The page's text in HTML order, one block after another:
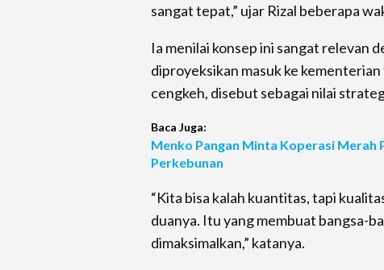
sangat tepat,” ujar Rizal beberapa
Ia menilai konsep ini sangat relevan
diproyeksikan masuk ke
cengkeh, disebut sebagai nilai
Baca Juga:
Menko Pangan Minta Koperasi Merah
Perkebunan
“Kita bisa kalah kuantitas, tapi
duanya. Itu yang membuat bangsa-
dimaksimalkan,” katanya.